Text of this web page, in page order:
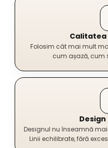
Folosim cât mai mult
cum așază, cum
Designul nu înseamnă
Linii echilibrate, fără